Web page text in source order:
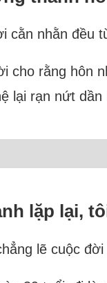
cằn nhằn đều
cho rằng hôn
lại rạn nứt
lặp lại,
lẽ cuộc